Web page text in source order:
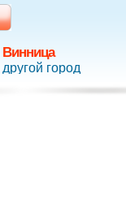
Винница
другой город